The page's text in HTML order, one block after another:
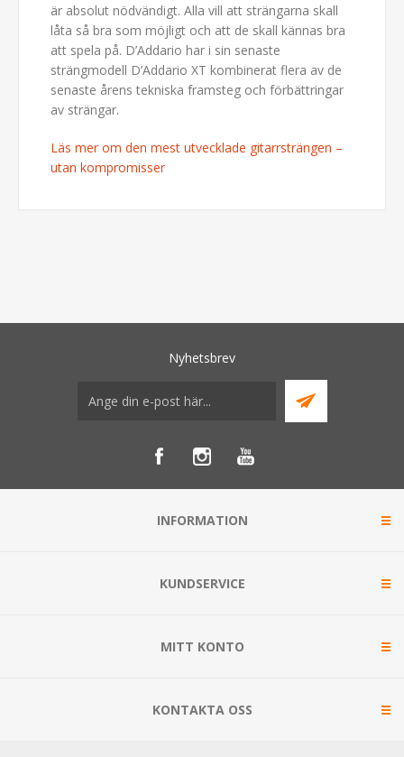
är absolut nödvändigt. Alla vill att strängarna skall
låta så bra som möjligt och att de skall kännas bra
att spela på. D’Addario har i sin senaste
strängmodell D’Addario XT kombinerat flera av de
senaste årens tekniska framsteg och förbättringar
av strängar.
Läs mer om den mest utvecklade gitarrsträngen –
utan kompromisser
Nyhetsbrev
INFORMATION
KUNDSERVICE
MITT KONTO
KONTAKTA OSS